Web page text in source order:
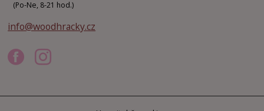
(Po-Ne, 8-21 hod.)
info@woodhracky.cz